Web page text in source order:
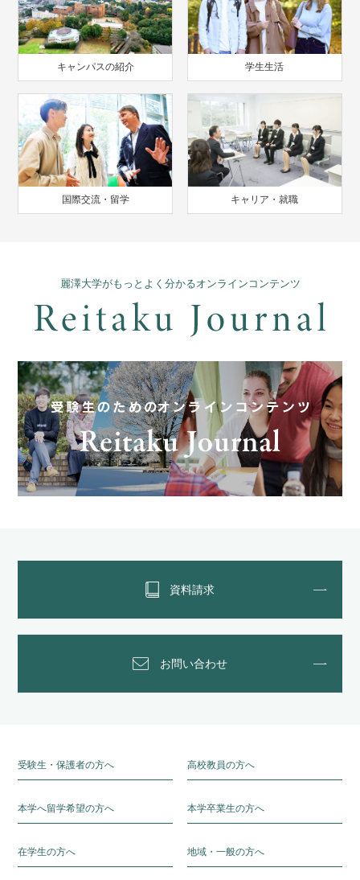
キャンパスの紹介 学生生活
国際交流・留学 キャリア・就職
麗澤大学がもっとよく分かるオンラインコンテンツ
資料請求
お問い合わせ
受験生・保護者の方へ 高校教員の方へ
本学へ留学希望の方へ 本学卒業生の方へ
在学生の方へ 地域・一般の方へ